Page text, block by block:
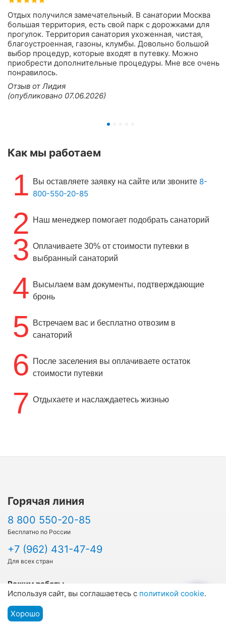
Отдых получился замечательный. В санатории Москва
большая территория, есть свой парк с дорожками для
прогулок. Территория санатория ухоженная, чистая,
благоустроенная, газоны, клумбы. Довольно большой
выбор процедур, которые входят в путевку. Можно
приобрести дополнительные процедуры. Мне все очень
понравилось.
Отзыв от Лидия
(опубликовано 07.06.2026)
Как мы работаем
1 Вы оставляете заявку на сайте или звоните 8-
800-550-20-85
2 Наш менеджер помогает подобрать санаторий
3 Оплачиваете 30% от стоимости путевки в
выбранный санаторий
4 Высылаем вам документы, подтверждающие
бронь
5
Встречаем вас и бесплатно отвозим в
санаторий
6
После заселения вы оплачиваете остаток
стоимости путевки
7 Отдыхаете и наслаждаетесь жизнью
Горячая линия
8 800 550-20-85
Бесплатно по России
+7 (962) 431-47-49
Для всех стран
Режим работы
с 09:00 до 18:00
Cб.-Вс.:дежурный режим
Меню
Используя сайт, вы соглашаетесь с политикой cookie.
Хорошо